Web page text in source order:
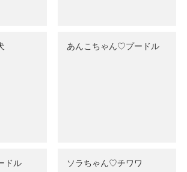
あんこちゃん♡‬プードル
ドル ソラちゃん♡‬チワワ